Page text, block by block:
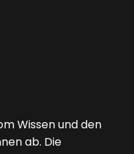
Wissen und den
ab. Die